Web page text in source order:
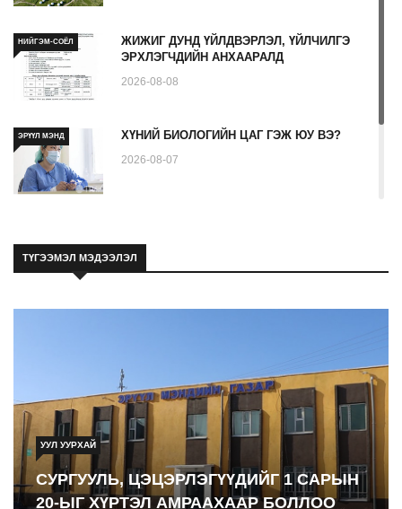
НИЙГЭМ-СОЁЛ
ЖИЖИГ ДУНД ҮЙЛДВЭРЛЭЛ, ҮЙЛЧИЛГЭ
ЭРХЛЭГЧДИЙН АНХААРАЛД
2026-08-08
ЭРҮҮЛ МЭНД ХҮНИЙ БИОЛОГИЙН ЦАГ ГЭЖ ЮУ ВЭ?
2026-08-07
юу вэ
2026-08-08
ТҮГЭЭМЭЛ МЭДЭЭЛЭЛ
УУЛ УУРХАЙ
СУРГУУЛЬ, ЦЭЦЭРЛЭГҮҮДИЙГ 1 САРЫН
20-ЫГ ХҮРТЭЛ АМРААХААР БОЛЛОО